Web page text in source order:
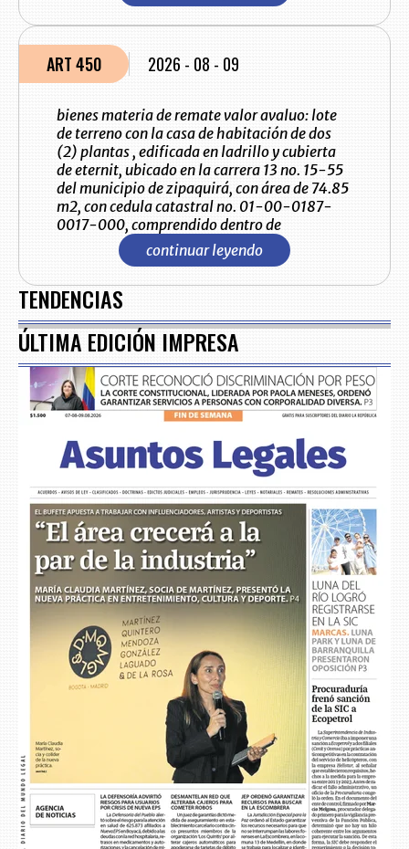
ART 450 2026 - 08 - 09
bienes materia de remate valor avaluo: lote
de terreno con la casa de habitación de dos
(2) plantas , edificada en ladrillo y cubierta
de eternit, ubicado en la carrera 13 no. 15-55
del municipio de zipaquirá, con área de 74.85
m2, con cedula catastral no. 01-00-0187-
0017-000, comprendido dentro de
continuar leyendo
TENDENCIAS
ÚLTIMA EDICIÓN IMPRESA